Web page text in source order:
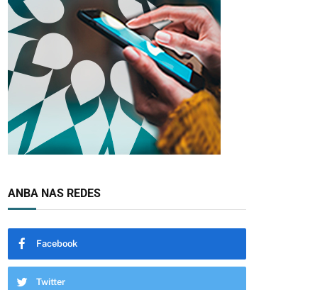
ANBA NAS REDES
Facebook
Twitter